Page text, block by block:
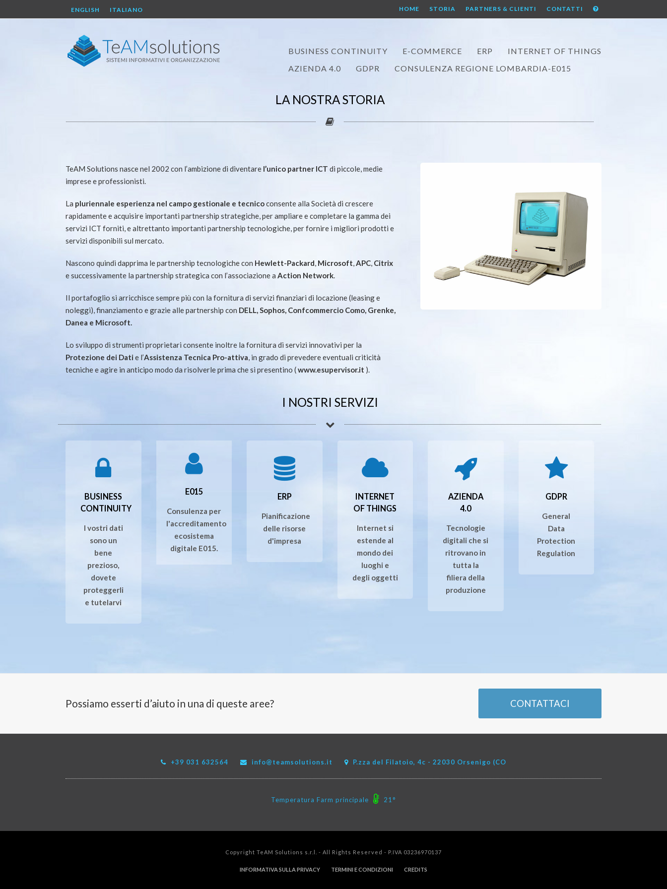
HOME STORIA PARTNERS & CLIENTI CONTATTI
ENGLISH ITALIANO
BUSINESS CONTINUITY E-COMMERCE ERP
INTERNET OF THINGS
AZIENDA 4.0
GDPR CONSULENZA REGIONE LOMBARDIA-E015
LA NOSTRA STORIA
TeAM Solutions nasce nel 2002 con l’ambizione di diventare l’unico partner ICT di piccole, medie
imprese e professionisti.
La pluriennale esperienza nel campo gestionale e tecnicoconsente alla Società di crescere
rapidamente e acquisire importanti partnership strategiche, per ampliare e completare la gamma dei
servizi ICT forniti, e altrettanto importanti partnership tecnologiche, per fornire i migliori prodotti e
servizi disponibili sul mercato.
Nascono quindi dapprima le partnership tecnologiche con Hewlett-Packard, Microsoft,APC, Citrix
e successivamente la partnership strategica con l’associazione a Action Network.
Il portafoglio si arricchisce sempre più con la fornitura di servizi finanziari di locazione (leasing e
noleggi), finanziamento e grazie alle partnership con DELL, Sophos, Confcommercio Como, Grenke,
Danea e Microsoft.
Lo sviluppo di strumenti proprietari consente inoltre la fornitura di servizi innovativi per la
Protezione dei Dati e l’Assistenza Tecnica Pro-attiva, in grado di prevedere eventuali criticità
tecniche e agire in anticipo modo da risolverle prima che si presentino (www.esupervisor.it ).
I NOSTRI SERVIZI
BUSINESS
CONTINUITY
I vostri dati
sono un
bene
prezioso,
dovete
proteggerli
e tutelarvi
E015
Consulenza per
l'accreditamento
ecosistema
digitale E015.
ERP
Pianificazione
delle risorse
d'impresa
INTERNET
OF THINGS
Internet si
estende al
mondo dei
luoghi e
degli oggetti
AZIENDA
4.0
Tecnologie
digitali che si
ritrovano in
tutta la
filiera della
produzione
GDPR
General
Data
Protection
Regulation
Possiamo esserti d’aiuto in una di queste aree? CONTATTACI
+39 031 632564 info@teamsolutions.it P.zza del Filatoio, 4c - 22030 Orsenigo (CO
Temperatura Farm principale 21°
Copyright TeAM Solutions s.r.l. - All Rights Reserved - P.IVA 03236970137
INFORMATIVA SULLA PRIVACY TERMINI E CONDIZIONI CREDITS